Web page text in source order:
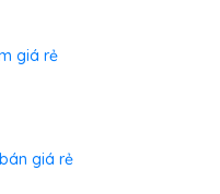
giá rẻ
giá rẻ